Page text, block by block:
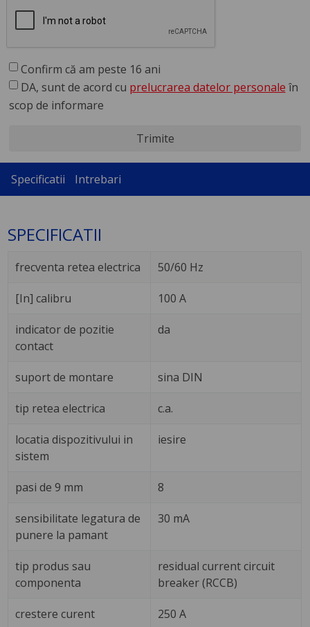
Confirm că am peste 16 ani
DA, sunt de acord cu prelucrarea datelor personale în
scop de informare
Trimite
Specificatii Intrebari
SPECIFICATII
frecventa retea electrica 50/60 Hz
[In] calibru 100 A
indicator de pozitie
contact
da
suport de montare sina DIN
tip retea electrica c.a.
locatia dispozitivului in
sistem
iesire
pasi de 9 mm 8
sensibilitate legatura de
punere la pamant
30 mA
tip produs sau
componenta
residual current circuit
breaker (RCCB)
crestere curent 250 A